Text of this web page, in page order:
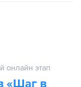
онлайн этап
«Шаг в